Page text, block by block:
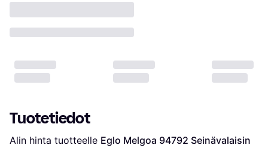
Tuotetiedot
Alin hinta tuotteelle Eglo Melgoa 94792 Seinävalaisin